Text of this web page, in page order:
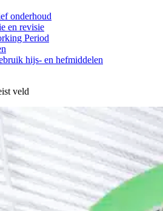
onderhoud
en revisie
Period
hijs- en hefmiddelen
veld